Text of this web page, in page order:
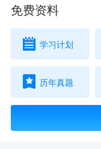
免费资料
学习计划
历年真题